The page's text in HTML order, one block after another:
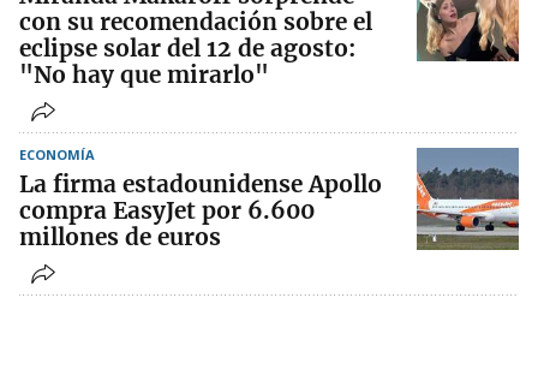
con su recomendación sobre el
eclipse solar del 12 de agosto:
"No hay que mirarlo"
ECONOMÍA
La firma estadounidense Apollo
compra EasyJet por 6.600
millones de euros